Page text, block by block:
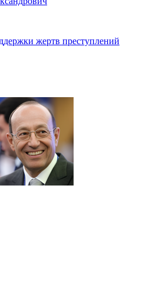
жертв преступлений